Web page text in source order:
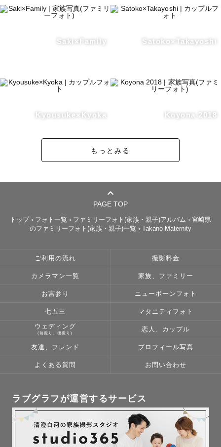
Saki×Family Satoko×Takayoshi
Kyousuke×Kyoka Koyona 2018
もっとみる
PAGE TOP
トップ › フォト一覧 › ファミリーフォト(家族・親子)アルバム › 宮崎県
のファミリーフォト(家族・親子)一覧 › Takano Maternity
ご利用の流れ 撮影料金
カメラマン一覧 家族、ファミリー
お宮参り ニューボーンフォト
七五三 マタニティフォト
ウェディング
(前撮り、後撮り)
恋人、カップル
友達、フレンド プロフィール写真
よくある質問 お問い合わせ
ラブグラフが運営するサービス